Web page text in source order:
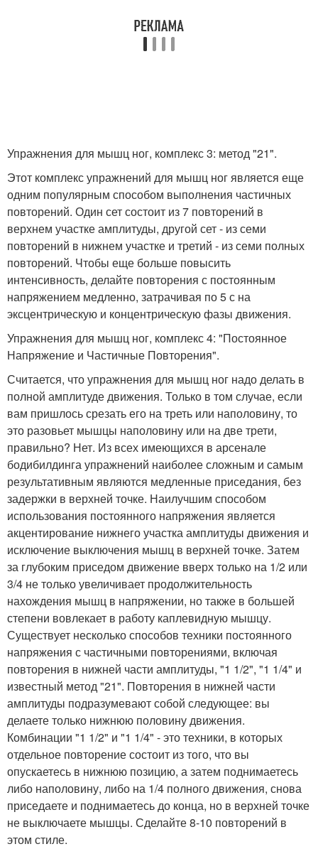
Упражнения для мышц ног, комплекс 3: метод "21".
Этот комплекс упражнений для мышц ног является еще
одним популярным способом выполнения частичных
повторений. Один сет состоит из 7 повторений в
верхнем участке амплитуды, другой сет - из семи
повторений в нижнем участке и третий - из семи полных
повторений. Чтобы еще больше повысить
интенсивность, делайте повторения с постоянным
напряжением медленно, затрачивая по 5 с на
эксцентрическую и концентрическую фазы движения.
Упражнения для мышц ног, комплекс 4: "Постоянное
Напряжение и Частичные Повторения".
Считается, что упражнения для мышц ног надо делать в
полной амплитуде движения. Только в том случае, если
вам пришлось срезать его на треть или наполовину, то
это разовьет мышцы наполовину или на две трети,
правильно? Нет. Из всех имеющихся в арсенале
бодибилдинга упражнений наиболее сложным и самым
результативным являются медленные приседания, без
задержки в верхней точке. Наилучшим способом
использования постоянного напряжения является
акцентирование нижнего участка амплитуды движения и
исключение выключения мышц в верхней точке. Затем
за глубоким приседом движение вверх только на 1/2 или
3/4 не только увеличивает продолжительность
нахождения мышц в напряжении, но также в большей
степени вовлекает в работу каплевидную мышцу.
Существует несколько способов техники постоянного
напряжения с частичными повторениями, включая
повторения в нижней части амплитуды, "1 1/2", "1 1/4" и
известный метод "21". Повторения в нижней части
амплитуды подразумевают собой следующее: вы
делаете только нижнюю половину движения.
Комбинации "1 1/2" и "1 1/4" - это техники, в которых
отдельное повторение состоит из того, что вы
опускаетесь в нижнюю позицию, а затем поднимаетесь
либо наполовину, либо на 1/4 полного движения, снова
приседаете и поднимаетесь до конца, но в верхней точке
не выключаете мышцы. Сделайте 8-10 повторений в
этом стиле.